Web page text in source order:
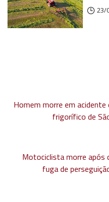
23/
Homem morre em acidente
frigorífico de
Motociclista morre após
fuga de